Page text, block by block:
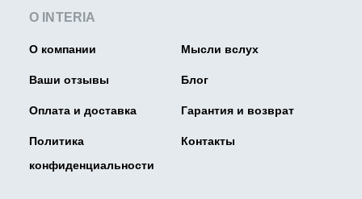
О INTERIA
О компании Мысли вслух
Ваши отзывы Блог
Оплата и доставка Гарантия и возврат
Политика
конфиденциальности
Контакты